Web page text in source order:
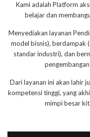
Kami adalah Platform
belajar dan
Menyediakan layanan
model bisnis), berdampak
standar industri), dan
Dari layanan ini akan lahir
kompetensi tinggi, yang
mimpi besar